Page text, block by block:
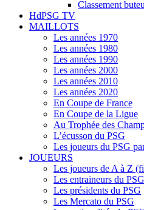
Classement
HdPSG TV
MAILLOTS
Les années 1970
Les années 1980
Les années 1990
Les années 2000
Les années 2010
Les années 2020
En Coupe de France
En Coupe de la Ligue
Au Trophée des
L’écusson du PSG
Les joueurs du PSG
JOUEURS
Les joueurs de A à Z
Les entraineurs du PSG
Les présidents du PSG
Les Mercato du PSG